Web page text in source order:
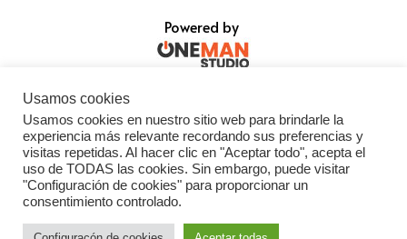
Powered by
Usamos cookies
Usamos cookies en nuestro sitio web para brindarle la
experiencia más relevante recordando sus preferencias y
visitas repetidas. Al hacer clic en "Aceptar todo", acepta el
uso de TODAS las cookies. Sin embargo, puede visitar
"Configuración de cookies" para proporcionar un
consentimiento controlado.